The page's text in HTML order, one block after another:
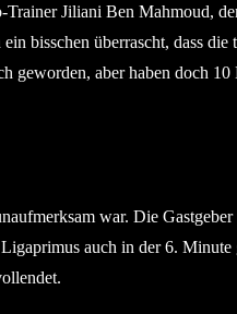
Trainer Jiliani Ben Mahmoud,
bisschen überrascht, dass die
geworden, aber haben doch
war. Die Gastgeber
auch in der 6. Minute